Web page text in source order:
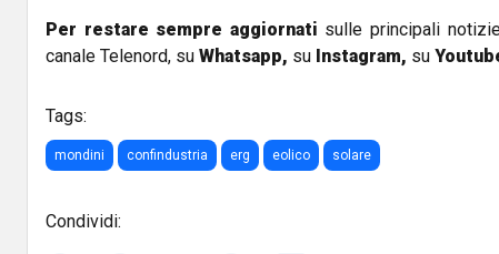
Per restare sempre aggiornati sulle principali
canale Telenord, su Whatsapp, su Instagram, su
Tags:
mondini confindustria erg eolico solare
Condividi: